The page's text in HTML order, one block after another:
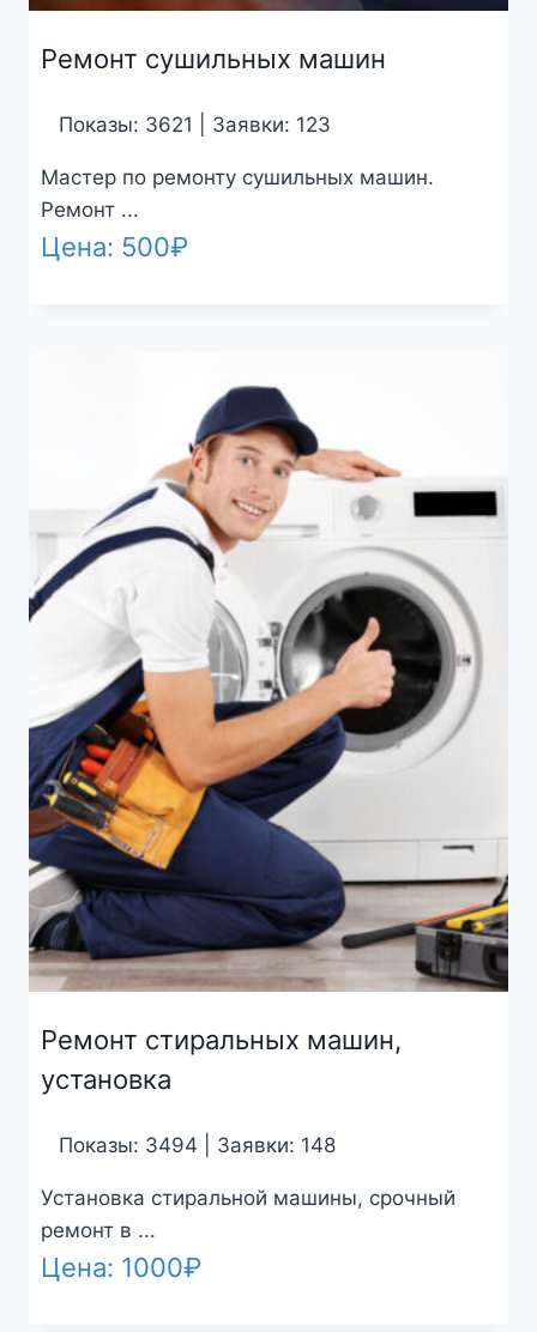
Ремонт сушильных машин
Показы: 3621 | Заявки: 123
Мастер по ремонту сушильных машин.
Ремонт ...
Цена: 500₽
Ремонт стиральных машин,
установка
Показы: 3494 | Заявки: 148
Установка стиральной машины, срочный
ремонт в ...
Цена: 1000₽